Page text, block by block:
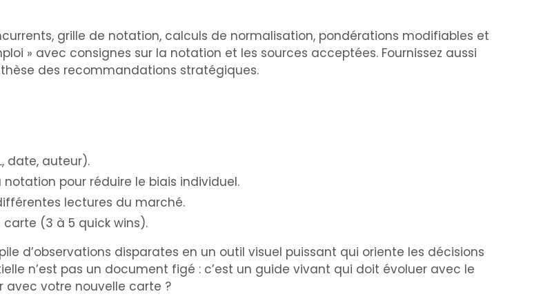
grille de notation, calculs de normalisation, pondérations modifiables et
» avec consignes sur la notation et les sources acceptées. Fournissez aussi
des recommandations stratégiques.
date, auteur).
pour réduire le biais individuel.
lectures du marché.
carte (3 à 5 quick wins).
d’observations disparates en un outil visuel puissant qui oriente les décisions
n’est pas un document figé : c’est un guide vivant qui doit évoluer avec le
avec votre nouvelle carte ?